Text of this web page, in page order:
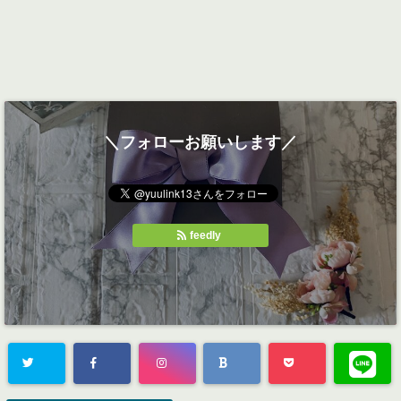
＼フォローお願いします／
feedly